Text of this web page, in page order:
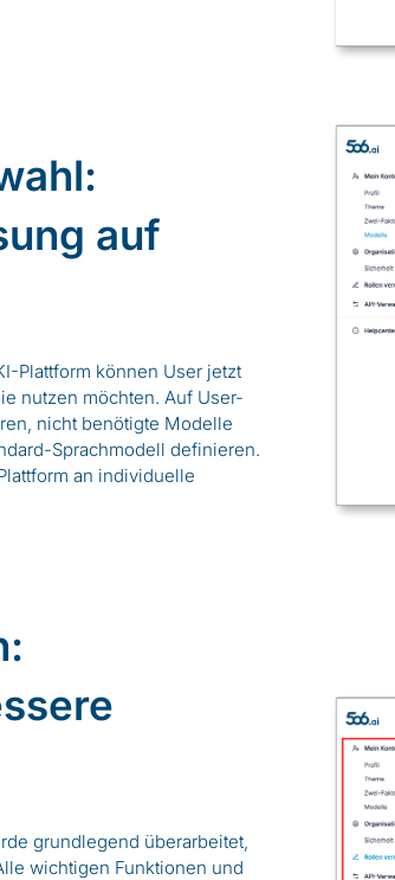
auf
Plattform können User jetzt
nutzen möchten. Auf User-
nicht benötigte Modelle
Sprachmodell definieren.
an individuelle
grundlegend überarbeitet,
wichtigen Funktionen und